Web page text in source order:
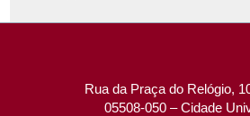
Rua da Praça do Relógio,
05508-050 – Cidade